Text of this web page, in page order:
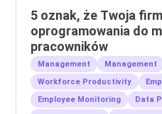
5 oznak, że Twoja
oprogramowania do
pracowników
Management Management
Workforce Productivity
Employee Monitoring
Data